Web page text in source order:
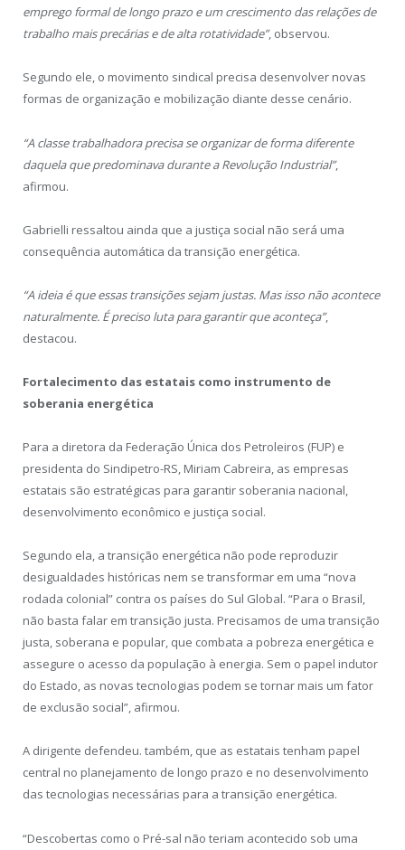
emprego formal de longo prazo e um crescimento das relações de
trabalho mais precárias e de alta rotatividade”, observou.
Segundo ele, o movimento sindical precisa desenvolver novas
formas de organização e mobilização diante desse cenário.
“A classe trabalhadora precisa se organizar de forma diferente
daquela que predominava durante a Revolução Industrial”,
afirmou.
Gabrielli ressaltou ainda que a justiça social não será uma
consequência automática da transição energética.
“A ideia é que essas transições sejam justas. Mas isso não acontece
naturalmente. É preciso luta para garantir que aconteça”,
destacou.
Fortalecimento das estatais como instrumento de
soberania energética
Para a diretora da Federação Única dos Petroleiros (FUP) e
presidenta do Sindipetro-RS, Miriam Cabreira, as empresas
estatais são estratégicas para garantir soberania nacional,
desenvolvimento econômico e justiça social.
Segundo ela, a transição energética não pode reproduzir
desigualdades históricas nem se transformar em uma “nova
rodada colonial” contra os países do Sul Global. “Para o Brasil,
não basta falar em transição justa. Precisamos de uma transição
justa, soberana e popular, que combata a pobreza energética e
assegure o acesso da população à energia. Sem o papel indutor
do Estado, as novas tecnologias podem se tornar mais um fator
de exclusão social”, afirmou.
A dirigente defendeu. também, que as estatais tenham papel
central no planejamento de longo prazo e no desenvolvimento
das tecnologias necessárias para a transição energética.
“Descobertas como o Pré-sal não teriam acontecido sob uma